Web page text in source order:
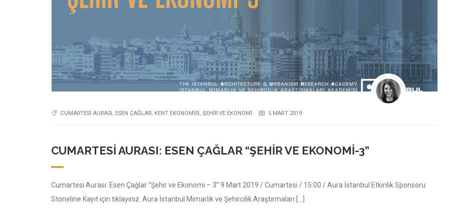
CUMARTESI AURASI ESEN ÇAĞLAR KENT EKONOMISI ŞEHIR VE EKONOMI 5 MART 2019
CUMARTESI AURASI: ESEN ÇAĞLAR “ŞEHIR VE EKONOMI-3”
Cumartesi Aurası: Esen Çağlar “Şehir ve Ekonomi – 3” 9 Mart 2019 / Cumartesi / 15:00 / Aura İstanbul Etkinlik Sponsoru:
Stoneline Kayıt için tıklayınız. Aura İstanbul Mimarlık ve Şehircilik Araştırmaları […]